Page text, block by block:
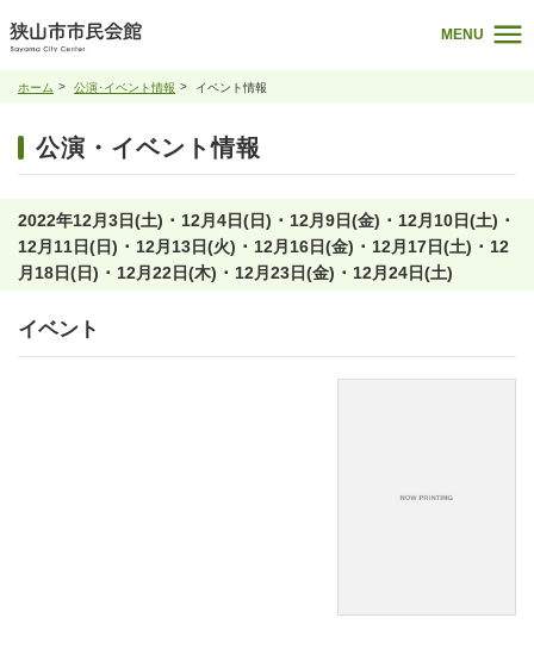
MENU
ホーム 公演･イベント情報 イベント情報
公演・イベント情報
2022年12月3日(土) ･ 12月4日(日) ･ 12月9日(金) ･ 12月10日(土) ･
12月11日(日) ･ 12月13日(火) ･ 12月16日(金) ･ 12月17日(土) ･ 12
月18日(日) ･ 12月22日(木) ･ 12月23日(金) ･ 12月24日(土)
イベント